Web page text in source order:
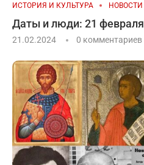
ИСТОРИЯ И КУЛЬТУРА НОВОСТИ
Даты и люди: 21 февраля
21.02.2024 0 комментариев